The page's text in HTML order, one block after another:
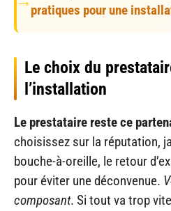
pratiques pour une
Le choix du
l’installation
Le prestataire reste ce
choisissez sur la réputation,
bouche-à-oreille, le retour
pour éviter une déconvenue.
composant. Si tout va trop